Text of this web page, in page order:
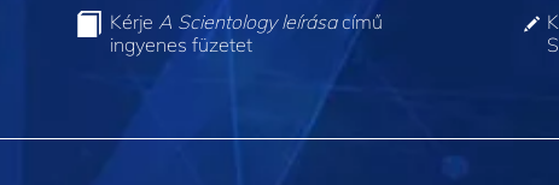
Kérje A Scientology leírásacímű
ingyenes füzetet